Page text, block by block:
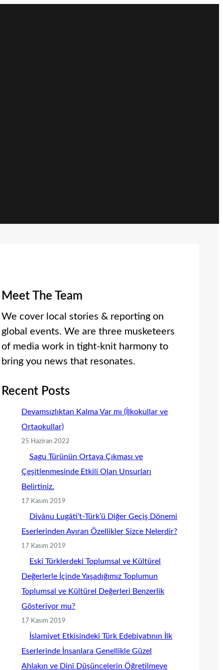
Meet The Team
We cover local stories & reporting on
global events. We are three musketeers
of media work in tight-knit harmony to
bring you news that resonates.
Recent Posts
Devamsızlıktan Kalma Var mı (İlkokullar ve
Ortaokullar)
25 Haziran 2022
Sagu Türünün Ortaya Çıkması ve
Çeşitlenmesinde Etkili Olan Unsurları
Belirtiniz.
17 Kasım 2019
Dîvânu Lugâti’t-Türk’ü Diğer Geçiş Dönemi
Eserlerinden Ayıran Özellikler Sizce Nelerdir?
17 Kasım 2019
Eski Türklerdeki Toplumsal ve Kültürel
Değerlerle İçinde Yaşadığımız Toplumun
Toplumsal ve Kültürel Değerleri Benzerlik
Gösteriyor mu?
17 Kasım 2019
İslamiyet Etkisindeki Türk Edebiyatının İlk
Eserlerinde İnsanlara Genellikle Güzel
Ahlakın ve Dinî Düşüncelerin Öğretilmeye